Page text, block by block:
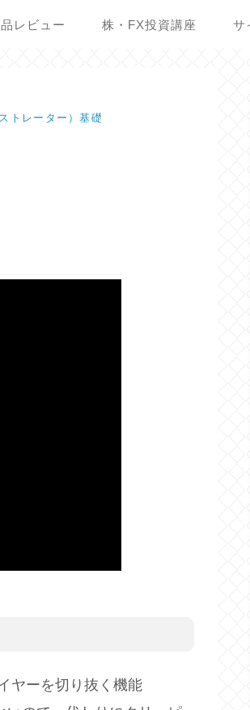
レビュー 株・FX投資講座 サ
トレーター）基礎
ヤーを切り抜く機能